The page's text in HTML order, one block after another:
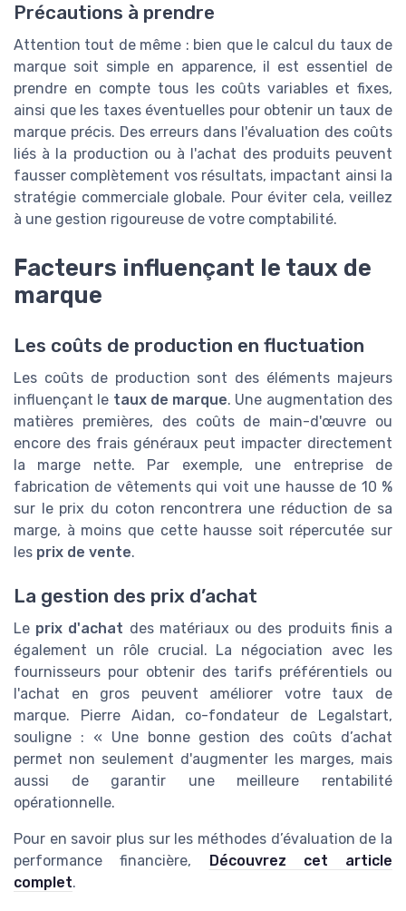
Précautions à prendre
Attention tout de même : bien que le calcul du taux de
marque soit simple en apparence, il est essentiel de
prendre en compte tous les coûts variables et fixes,
ainsi que les taxes éventuelles pour obtenir un taux de
marque précis. Des erreurs dans l'évaluation des coûts
liés à la production ou à l'achat des produits peuvent
fausser complètement vos résultats, impactant ainsi la
stratégie commerciale globale. Pour éviter cela, veillez
à une gestion rigoureuse de votre comptabilité.
Facteurs influençant le taux de
marque
Les coûts de production en fluctuation
Les coûts de production sont des éléments majeurs
influençant le taux de marque. Une augmentation des
matières premières, des coûts de main-d'œuvre ou
encore des frais généraux peut impacter directement
la marge nette. Par exemple, une entreprise de
fabrication de vêtements qui voit une hausse de 10 %
sur le prix du coton rencontrera une réduction de sa
marge, à moins que cette hausse soit répercutée sur
les prix de vente.
La gestion des prix d’achat
Le prix d'achat des matériaux ou des produits finis a
également un rôle crucial. La négociation avec les
fournisseurs pour obtenir des tarifs préférentiels ou
l'achat en gros peuvent améliorer votre taux de
marque. Pierre Aidan, co-fondateur de Legalstart,
souligne : « Une bonne gestion des coûts d’achat
permet non seulement d'augmenter les marges, mais
aussi de garantir une meilleure rentabilité
opérationnelle.
Pour en savoir plus sur les méthodes d’évaluation de la
performance financière,
Découvrez cet article
complet.